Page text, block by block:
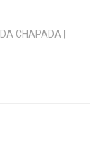
CHAPADA |